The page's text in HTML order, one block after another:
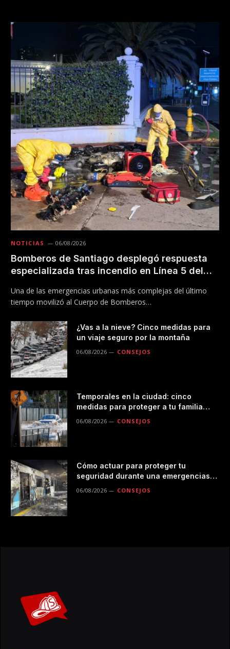
NOTICIAS 06/08/2026
Bomberos de Santiago desplegó respuesta
especializada tras incendio en Línea 5 del
Una de las emergencias urbanas más complejas del último
tiempo movilizó al Cuerpo de Bomberos…
¿Vas a la nieve? Cinco medidas para
un viaje seguro por la montaña
06/08/2026 CONSEJOS
Temporales en la ciudad: cinco
medidas para proteger a tu familia
06/08/2026 CONSEJOS
Cómo actuar para proteger tu
seguridad durante una emergencias
06/08/2026 CONSEJOS